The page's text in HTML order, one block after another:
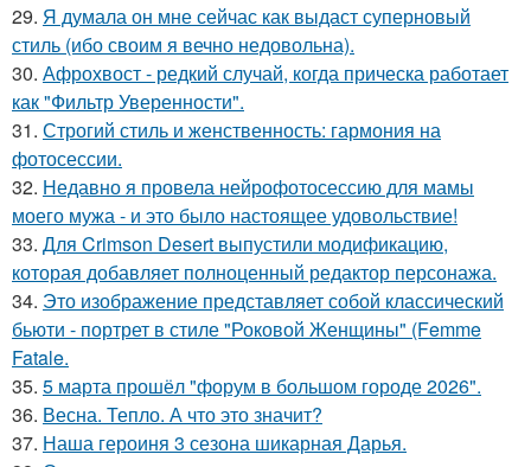
29. Я думала он мне сейчас как выдаст суперновый
стиль (ибо своим я вечно недовольна).
30. Афрохвост - редкий случай, когда прическа работает
как "Фильтр Уверенности".
31. Строгий стиль и женственность: гармония на
фотосессии.
32. Недавно я провела нейрофотосессию для мамы
моего мужа - и это было настоящее удовольствие!
33. Для Crimson Desert выпустили модификацию,
которая добавляет полноценный редактор персонажа.
34. Это изображение представляет собой классический
бьюти - портрет в стиле "Роковой Женщины" (Femme
Fatale.
35. 5 марта прошёл "форум в большом городе 2026".
36. Весна. Тепло. А что это значит?
37. Наша героиня 3 сезона шикарная Дарья.